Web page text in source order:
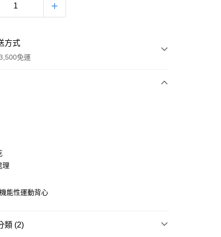
方式
免運
款
，滿NT$3,500(含以上)免運費
理
能性運動背心
類 (2)